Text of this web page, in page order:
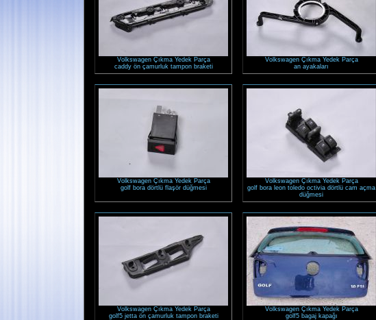
Volkswagen Çıkma Yedek Parça
caddy ön çamurluk tampon braketi
Volkswagen Çıkma Yedek Parça
an ayakaları
Volkswagen Çıkma Yedek Parça
golf bora dörtlü flaşör düğmesi
Volkswagen Çıkma Yedek Parça
golf bora leon toledo octivia dörtlü cam açma
düğmesi
Volkswagen Çıkma Yedek Parça
golf5 jetta ön çamurluk tampon braketi
Volkswagen Çıkma Yedek Parça
golf5 bagaj kapağı